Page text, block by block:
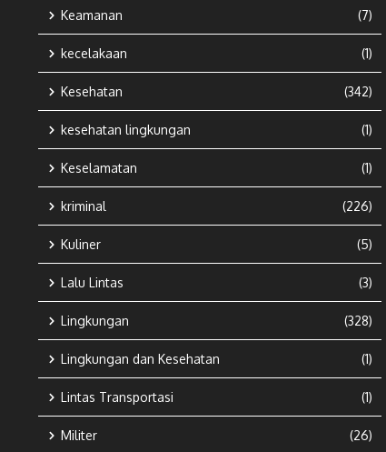
Keamanan (7)
kecelakaan (1)
Kesehatan (342)
kesehatan lingkungan (1)
Keselamatan (1)
kriminal (226)
Kuliner (5)
Lalu Lintas (3)
Lingkungan (328)
Lingkungan dan Kesehatan (1)
Lintas Transportasi (1)
Militer (26)